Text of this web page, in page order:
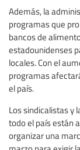
Además, la
programas que
bancos de
estadounidenses
locales. Con el
programas
el país.
Los sindicalistas y
todo el país están
organizar una